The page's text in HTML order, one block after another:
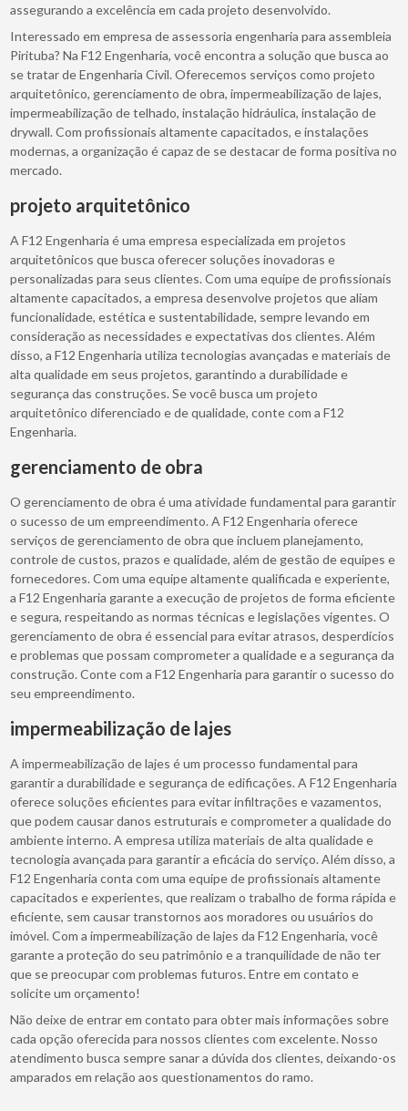
assegurando a excelência em cada projeto desenvolvido.
Interessado em empresa de assessoria engenharia para assembleia
Pirituba? Na F12 Engenharia, você encontra a solução que busca ao
se tratar de Engenharia Civil. Oferecemos serviços como projeto
arquitetônico, gerenciamento de obra, impermeabilização de lajes,
impermeabilização de telhado, instalação hidráulica, instalação de
drywall. Com profissionais altamente capacitados, e instalações
modernas, a organização é capaz de se destacar de forma positiva no
mercado.
projeto arquitetônico
A F12 Engenharia é uma empresa especializada em projetos
arquitetônicos que busca oferecer soluções inovadoras e
personalizadas para seus clientes. Com uma equipe de profissionais
altamente capacitados, a empresa desenvolve projetos que aliam
funcionalidade, estética e sustentabilidade, sempre levando em
consideração as necessidades e expectativas dos clientes. Além
disso, a F12 Engenharia utiliza tecnologias avançadas e materiais de
alta qualidade em seus projetos, garantindo a durabilidade e
segurança das construções. Se você busca um projeto
arquitetônico diferenciado e de qualidade, conte com a F12
Engenharia.
gerenciamento de obra
O gerenciamento de obra é uma atividade fundamental para garantir
o sucesso de um empreendimento. A F12 Engenharia oferece
serviços de gerenciamento de obra que incluem planejamento,
controle de custos, prazos e qualidade, além de gestão de equipes e
fornecedores. Com uma equipe altamente qualificada e experiente,
a F12 Engenharia garante a execução de projetos de forma eficiente
e segura, respeitando as normas técnicas e legislações vigentes. O
gerenciamento de obra é essencial para evitar atrasos, desperdícios
e problemas que possam comprometer a qualidade e a segurança da
construção. Conte com a F12 Engenharia para garantir o sucesso do
seu empreendimento.
impermeabilização de lajes
A impermeabilização de lajes é um processo fundamental para
garantir a durabilidade e segurança de edificações. A F12 Engenharia
oferece soluções eficientes para evitar infiltrações e vazamentos,
que podem causar danos estruturais e comprometer a qualidade do
ambiente interno. A empresa utiliza materiais de alta qualidade e
tecnologia avançada para garantir a eficácia do serviço. Além disso, a
F12 Engenharia conta com uma equipe de profissionais altamente
capacitados e experientes, que realizam o trabalho de forma rápida e
eficiente, sem causar transtornos aos moradores ou usuários do
imóvel. Com a impermeabilização de lajes da F12 Engenharia, você
garante a proteção do seu patrimônio e a tranquilidade de não ter
que se preocupar com problemas futuros. Entre em contato e
solicite um orçamento!
Não deixe de entrar em contato para obter mais informações sobre
cada opção oferecida para nossos clientes com excelente. Nosso
atendimento busca sempre sanar a dúvida dos clientes, deixando-os
amparados em relação aos questionamentos do ramo.